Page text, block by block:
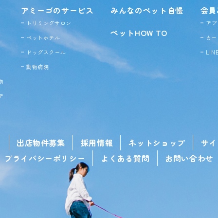
アミーゴのサービス
トリミングサロン
ペットホテル
ドッグスクール
動物病院
みんなのペット自慢
ペットHOW TO
会
ア
カ
出店物件募集 採用情報 ネットショップ
サ
プライバシーポリシー
よくある質問 お問い合わせ